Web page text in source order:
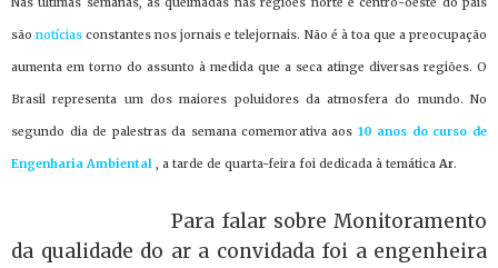
sãonotícias constantes nos jornais e telejornais. Não é à toa que a preocupação
aumenta em torno do assunto à medida que a seca atinge diversas regiões. O
Brasil representa um dos maiores poluidores da atmosfera do mundo. No
segundo dia de palestras da semana comemorativa aos 10 anos do curso de
Engenharia Ambiental , a tarde de quarta-feira foi dedicada à temática Ar.
Para falar sobre Monitoramento
da qualidade do ar a convidada foi a engenheira